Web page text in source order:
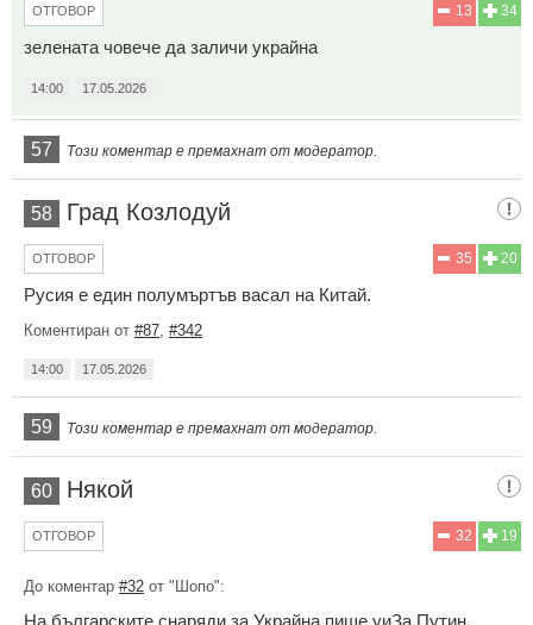
34
13
ОТГОВОР
зелената човече да заличи украйна
14:00 17.05.2026
57 Този коментар е премахнат от модератор.
58 Град Козлодуй
20
35
ОТГОВОР
Русия е един полумъртъв васал на Китай.
Коментиран от #87 #342
14:00 17.05.2026
59 Този коментар е премахнат от модератор.
60 Някой
19
32
ОТГОВОР
До коментар #32 от "Шопо":
На българските снаряди за Украйна пише уиЗа Путин.